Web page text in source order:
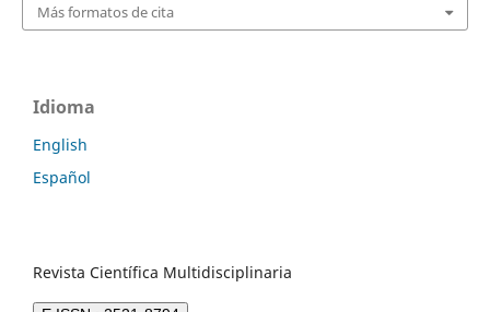
Más formatos de cita
Idioma
English
Español
Revista Científica Multidisciplinaria